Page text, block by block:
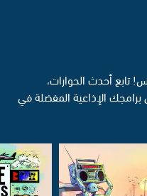
تابع أحدث الحوارات،
الإذاعية المفضلة في